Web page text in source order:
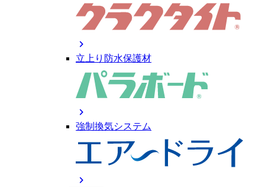
chevron_right
立上り防水保護材
chevron_right
強制換気システム
chevron_right